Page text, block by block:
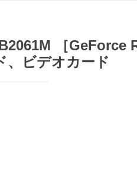
［GeForce
、ビデオカード